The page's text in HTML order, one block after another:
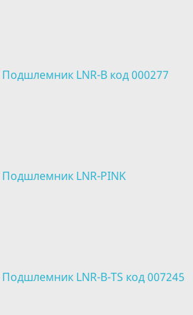
LNR-B код 000277
Подшлемник LNR-PINK
LNR-B-TS код 007245